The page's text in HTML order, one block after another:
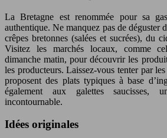
La Bretagne est renommée pour sa
authentique. Ne manquez pas de déguster
crêpes bretonnes (salées et sucrées), du
Visitez les marchés locaux, comme
dimanche matin, pour découvrir les
les producteurs. Laissez-vous tenter par
proposent des plats typiques à base
également aux galettes saucisses,
incontournable.
Idées originales